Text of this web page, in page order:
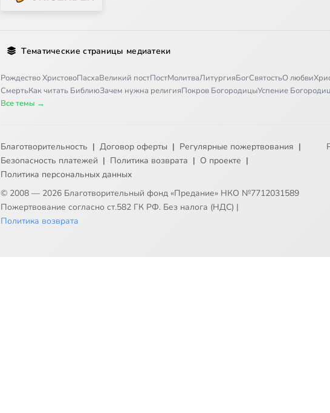
Тематические страницы медиатеки
Рождество ХристовоПасхаВеликий постПостМолитваЛитургияБогСвятостьО любви
СмертьКак читать БиблиюЗачем нужна религияПокров БогородицыУспение
Все темы →
Благотворительность | Договор оферты | Регулярные пожертвования |
Безопасность платежей | Политика возврата | О проекте |
Политика персональных данных
© 2008 — 2026 Благотворительный фонд «Предание» НКО №7712031589
Пожертвование согласно ст.582 ГК РФ. Без налога (НДС) |
Политика возврата